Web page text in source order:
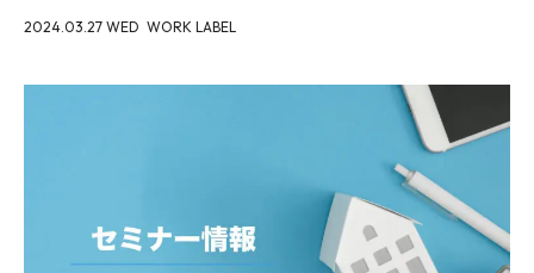
2024.03.27 WED WORK LABEL